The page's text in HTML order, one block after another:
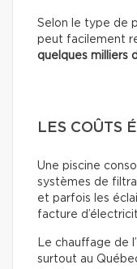
Selon le type de
peut facilement
quelques milliers
LES COÛTS
Une piscine
systèmes de
et parfois les
facture
Le chauffage de
surtout au